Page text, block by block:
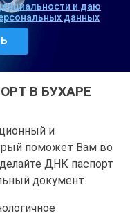
и даю
данных
В БУХАРЕ
и
поможет Вам во
ДНК паспорт
документ.